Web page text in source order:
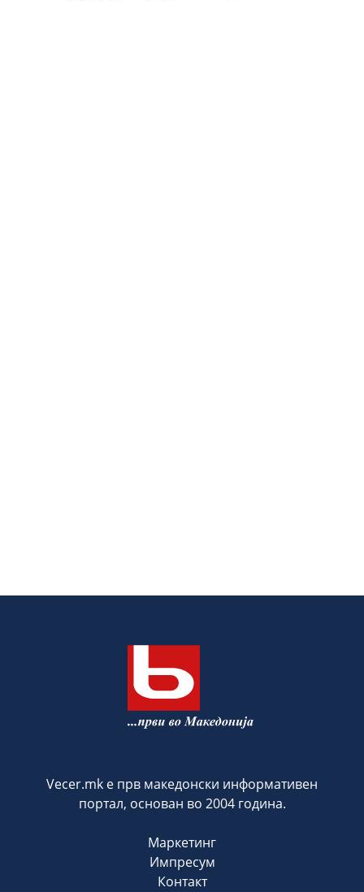
Vecer.mk е прв македонски информативен
портал, основан во 2004 година.
Маркетинг
Импресум
Контакт